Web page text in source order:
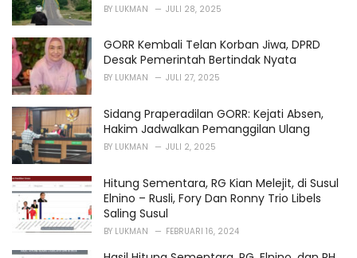
BY LUKMAN JULI 28, 2025
GORR Kembali Telan Korban Jiwa, DPRD
Desak Pemerintah Bertindak Nyata
BY LUKMAN JULI 27, 2025
Sidang Praperadilan GORR: Kejati Absen,
Hakim Jadwalkan Pemanggilan Ulang
BY LUKMAN JULI 2, 2025
Hitung Sementara, RG Kian Melejit, di Susul
Elnino – Rusli, Fory Dan Ronny Trio Libels
Saling Susul
BY LUKMAN FEBRUARI 16, 2024